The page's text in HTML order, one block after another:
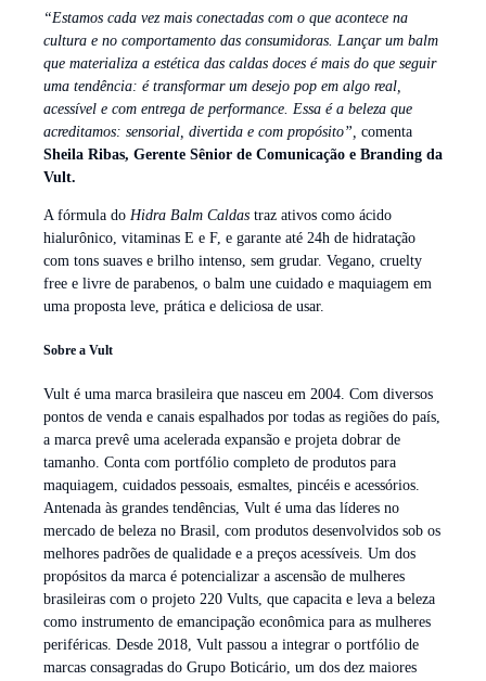
“Estamos cada vez mais conectadas com o que acontece na
cultura e no comportamento das consumidoras. Lançar um balm
que materializa a estética das caldas doces é mais do que seguir
uma tendência: é transformar um desejo pop em algo real,
acessível e com entrega de performance. Essa é a beleza que
acreditamos: sensorial, divertida e com propósito”, comenta
Sheila Ribas, Gerente Sênior de Comunicação e Branding da
Vult.
A fórmula do Hidra Balm Caldas traz ativos como ácido
hialurônico, vitaminas E e F, e garante até 24h de hidratação
com tons suaves e brilho intenso, sem grudar. Vegano, cruelty
free e livre de parabenos, o balm une cuidado e maquiagem em
uma proposta leve, prática e deliciosa de usar.
Sobre a Vult
Vult é uma marca brasileira que nasceu em 2004. Com diversos
pontos de venda e canais espalhados por todas as regiões do país,
a marca prevê uma acelerada expansão e projeta dobrar de
tamanho. Conta com portfólio completo de produtos para
maquiagem, cuidados pessoais, esmaltes, pincéis e acessórios.
Antenada às grandes tendências, Vult é uma das líderes no
mercado de beleza no Brasil, com produtos desenvolvidos sob os
melhores padrões de qualidade e a preços acessíveis. Um dos
propósitos da marca é potencializar a ascensão de mulheres
brasileiras com o projeto 220 Vults, que capacita e leva a beleza
como instrumento de emancipação econômica para as mulheres
periféricas. Desde 2018, Vult passou a integrar o portfólio de
marcas consagradas do Grupo Boticário, um dos dez maiores